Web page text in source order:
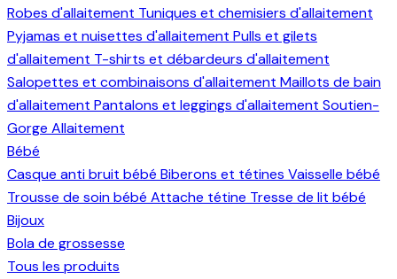
Robes d'allaitement Tuniques et chemisiers d'allaitement
Pyjamas et nuisettes d'allaitement Pulls et gilets
d'allaitement T-shirts et débardeurs d'allaitement
Salopettes et combinaisons d'allaitement Maillots de bain
d'allaitement Pantalons et leggings d'allaitement Soutien-
Gorge Allaitement
Bébé
Casque anti bruit bébé Biberons et tétines Vaisselle bébé
Trousse de soin bébé Attache tétine Tresse de lit bébé
Bijoux
Bola de grossesse
Tous les produits